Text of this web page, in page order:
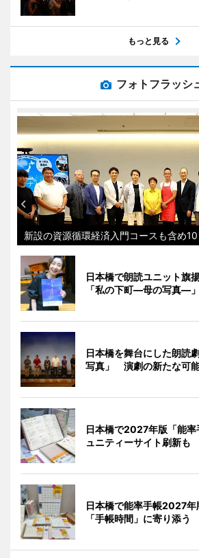
もっと見る
フォトフラッシ
新設の資源循環経済入門コースも含め
日本橋で朗読ユニット
「私の下町―母の写真―
日本橋を舞台にした朗読
写真」 演劇の新たな可
日本橋で2027年版「能
ュニティーサイト刷新も
日本橋で能率手帳2027
「手帳時間」に寄り添う